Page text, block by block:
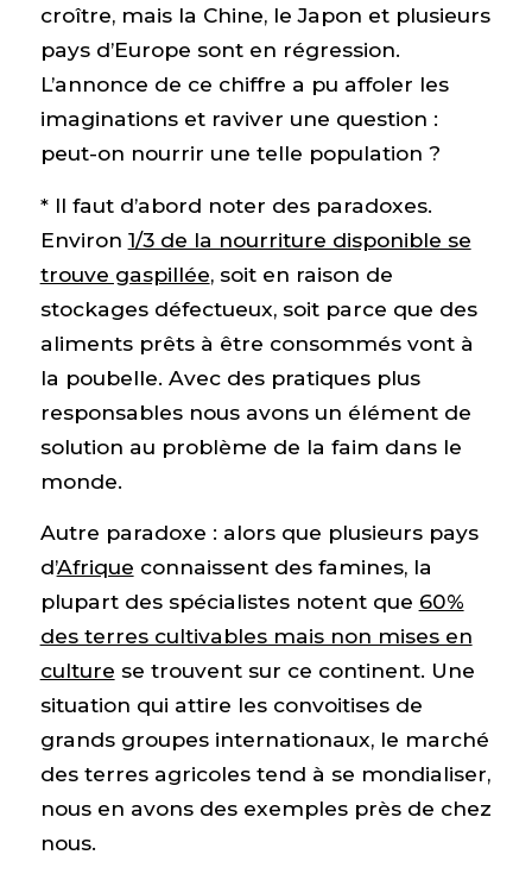
croître, mais la Chine, le Japon et plusieurs
pays d’Europe sont en régression.
L’annonce de ce chiffre a pu affoler les
imaginations et raviver une question :
peut-on nourrir une telle population ?
* Il faut d’abord noter des paradoxes.
Environ 1/3 de la nourriture disponible se
trouve gaspillée, soit en raison de
stockages défectueux, soit parce que des
aliments prêts à être consommés vont à
la poubelle. Avec des pratiques plus
responsables nous avons un élément de
solution au problème de la faim dans le
monde.
Autre paradoxe : alors que plusieurs pays
d’Afrique connaissent des famines, la
plupart des spécialistes notent que 60%
des terres cultivables mais non mises en
culture se trouvent sur ce continent. Une
situation qui attire les convoitises de
grands groupes internationaux, le marché
des terres agricoles tend à se mondialiser,
nous en avons des exemples près de chez
nous.